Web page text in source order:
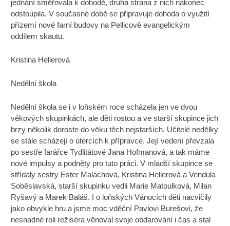
jednání směřovala k dohodě, druhá strana z nich nakonec
odstoupila. V současné době se připravuje dohoda o využití
přízemí nové farní budovy na Pellicově evangelickým
oddílem skautu.
Kristina Hellerová
Nedělní škola
Nedělní škola se i v loňském roce scházela jen ve dvou
věkových skupinkách, ale děti rostou a ve starší skupince jich
brzy několik doroste do věku těch nejstarších. Učitelé nedělky
se stále scházejí o útercích k přípravce. Její vedení převzala
po sestře farářce Tydlitátové Jana Hofmanová, a tak máme
nové impulsy a podněty pro tuto práci. V mladší skupince se
střídaly sestry Ester Malachová, Kristina Hellerová a Vendula
Soběslavská, starší skupinku vedli Marie Matoulková, Milan
Ryšavý a Marek Baláš. I o loňských Vánocích děti nacvičily
jako obvykle hru a jsme moc vděční Pavlovi Burešovi, že
nesnadné roli režiséra věnoval svoje obdarování i čas a stal